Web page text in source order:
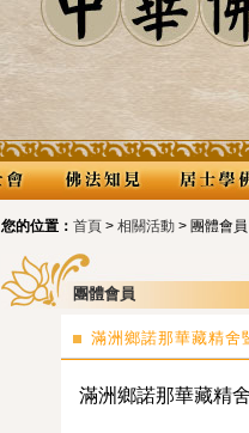
您的位置： 首頁 > 相關活動 > 團體會員
團體會員
滿洲鄉諾那華藏精舍
滿洲鄉諾那華藏精